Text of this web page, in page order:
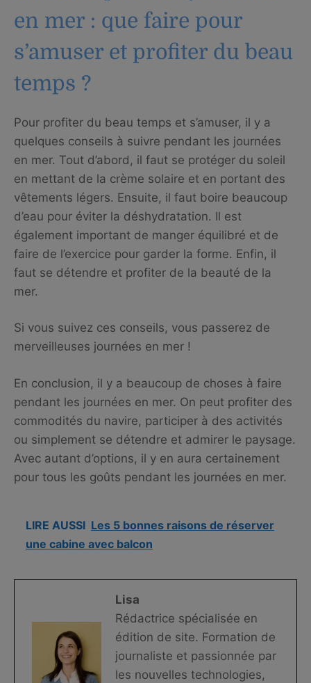
en mer : que faire pour
s’amuser et profiter du beau
temps ?
Pour profiter du beau temps et s’amuser, il y a
quelques conseils à suivre pendant les journées
en mer. Tout d’abord, il faut se protéger du soleil
en mettant de la crème solaire et en portant des
vêtements légers. Ensuite, il faut boire beaucoup
d’eau pour éviter la déshydratation. Il est
également important de manger équilibré et de
faire de l’exercice pour garder la forme. Enfin, il
faut se détendre et profiter de la beauté de la
mer.
Si vous suivez ces conseils, vous passerez de
merveilleuses journées en mer !
En conclusion, il y a beaucoup de choses à faire
pendant les journées en mer. On peut profiter des
commodités du navire, participer à des activités
ou simplement se détendre et admirer le paysage.
Avec autant d’options, il y en aura certainement
pour tous les goûts pendant les journées en mer.
LIRE AUSSI Les 5 bonnes raisons de réserver
une cabine avec balcon
Lisa
Rédactrice spécialisée en
édition de site. Formation de
journaliste et passionnée par
les nouvelles technologies,